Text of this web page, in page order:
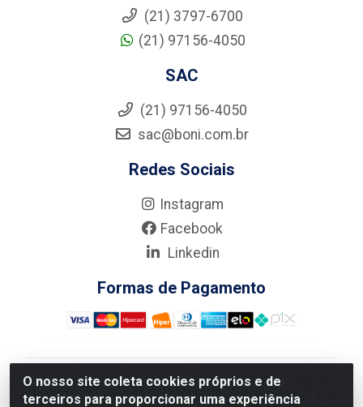
O nosso site coleta cookies próprios e de
terceiros para proporcionar uma experiência
(21) 3797-6700
(21) 97156-4050
SAC
(21) 97156-4050
sac@boni.com.br
Redes Sociais
Instagram
Facebook
Linkedin
Formas de Pagamento
Nova Boni Distribuidora de Material de Construção LTDA
- Rua Alice Tibiriçá, 330 - Vila Da Penha, Rio de